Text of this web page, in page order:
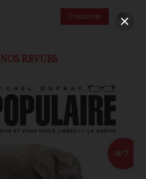
S'abonner
NOS REVUES